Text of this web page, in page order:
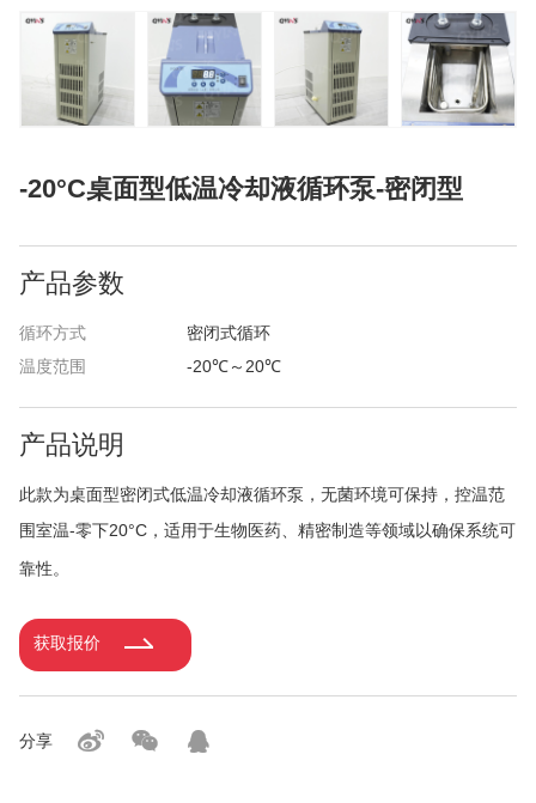
-20°C桌面型低温冷却液循环泵-密闭型
产品参数
循环方式
密闭式循环
温度范围
-20℃～20℃
产品说明
此款为桌面型密闭式低温冷却液循环泵， 无菌环境可保持， 控温范
围室温-零下20°C，适用于生物医药、精密制造等领域以确保系统可
靠性。
获取报价
分享